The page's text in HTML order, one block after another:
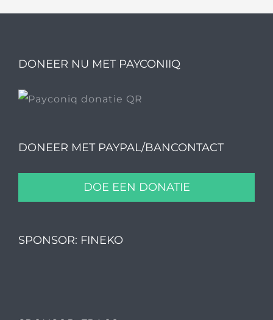
DONEER NU MET PAYCONIIQ
DONEER MET PAYPAL/BANCONTACT
DOE EEN DONATIE
SPONSOR: FINEKO